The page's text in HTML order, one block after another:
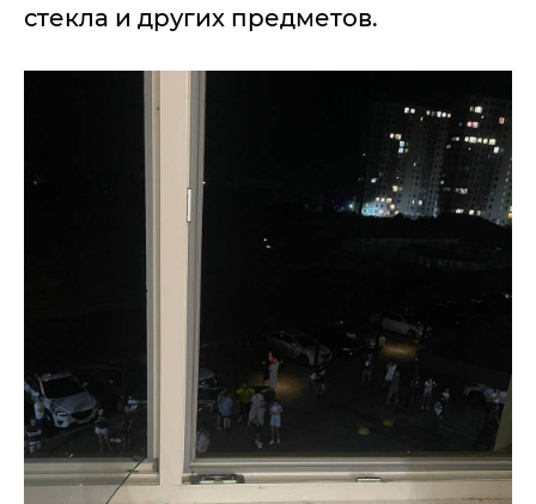
стекла и других предметов.